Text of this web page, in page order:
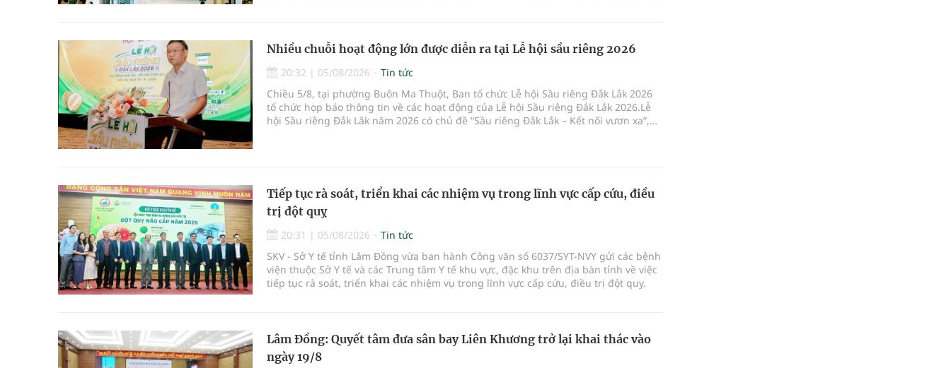
Nhiều chuỗi hoạt động lớn được diễn ra tại Lễ hội sầu riêng 2026
20:32 | 05/08/2026
Tin tức
Chiều 5/8, tại phường Buôn Ma Thuột, Ban tổ chức Lễ hội Sầu riêng Đắk Lắk 2026
tổ chức họp báo thông tin về các hoạt động của Lễ hội Sầu riêng Đắk Lắk 2026.Lễ
hội Sầu riêng Đắk Lắk năm 2026 có chủ đề “Sầu riêng Đắk Lắk – Kết nối vươn xa”,
Tiếp tục rà soát, triển khai các nhiệm vụ trong lĩnh vực cấp cứu, điều
trị đột quỵ
20:31 | 05/08/2026
Tin tức
SKV - Sở Y tế tỉnh Lâm Đồng vừa ban hành Công văn số 6037/SYT-NVY gửi các bệnh
viện thuộc Sở Y tế và các Trung tâm Y tế khu vực, đặc khu trên địa bàn tỉnh về việc
tiếp tục rà soát, triển khai các nhiệm vụ trong lĩnh vực cấp cứu, điều trị đột quỵ.
Lâm Đồng: Quyết tâm đưa sân bay Liên Khương trở lại khai thác vào
ngày 19/8